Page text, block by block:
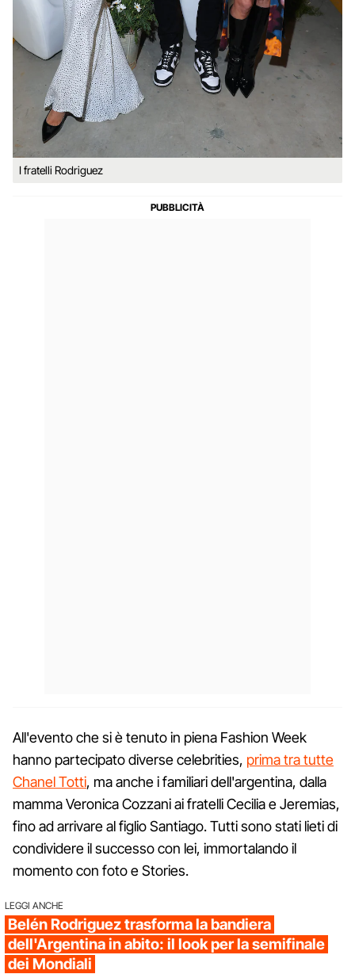
I fratelli Rodriguez
All'evento che si è tenuto in piena Fashion Week
hanno partecipato diverse celebrities, prima tra tutte
Chanel Totti, ma anche i familiari dell'argentina, dalla
mamma Veronica Cozzani ai fratelli Cecilia e Jeremias,
fino ad arrivare al figlio Santiago. Tutti sono stati lieti di
condividere il successo con lei, immortalando il
momento con foto e Stories.
LEGGI ANCHE
Belén Rodriguez trasforma la bandiera
dell'Argentina in abito: il look per la semifinale
dei Mondiali